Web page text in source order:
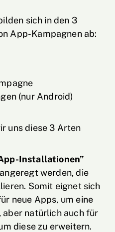
sich in den 3
App-Kampagnen ab:
(nur Android)
uns diese 3 Arten
Installationen”
werden, die
Somit eignet sich
neue Apps, um eine
aber natürlich auch für
diese zu erweitern.